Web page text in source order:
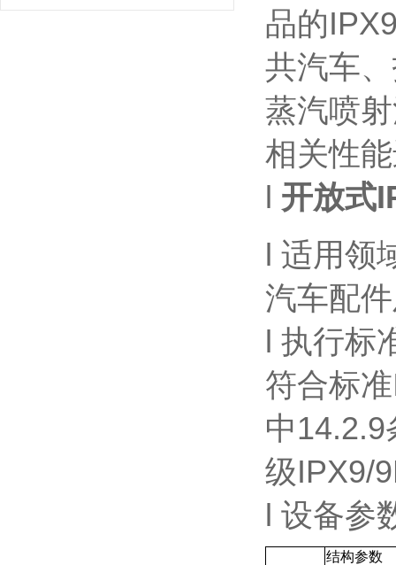
品的
共汽车
蒸汽喷
相关性
开放式
l 适用领
汽车配
l 执行标
符合标
中
级IPX9/
l 设备参
结构参数